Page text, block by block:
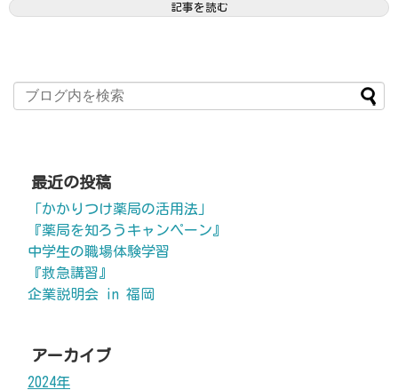
記事を読む
最近の投稿
「かかりつけ薬局の活用法」
『薬局を知ろうキャンペーン』
中学生の職場体験学習
『救急講習』
企業説明会 in 福岡
アーカイブ
2024年